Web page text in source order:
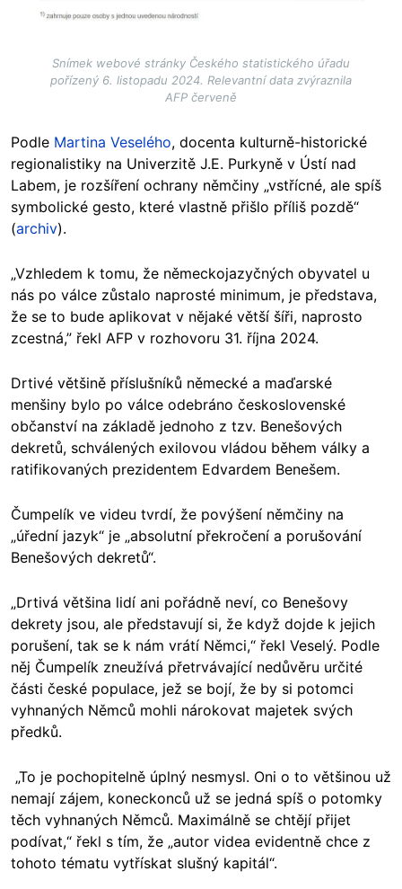
Snímek webové stránky Českého statistického úřadu
pořízený 6. listopadu 2024. Relevantní data zvýraznila
AFP červeně
Podle Martina Veselého, docenta kulturně-historické
regionalistiky na Univerzitě J.E. Purkyně v Ústí nad
Labem, je rozšíření ochrany němčiny „vstřícné, ale spíš
symbolické gesto, které vlastně přišlo příliš pozdě“
(archiv).
„Vzhledem k tomu, že německojazyčných obyvatel u
nás po válce zůstalo naprosté minimum, je představa,
že se to bude aplikovat v nějaké větší šíři, naprosto
zcestná,” řekl AFP v rozhovoru 31. října 2024.
Drtivé většině příslušníků německé a maďarské
menšiny bylo po válce odebráno československé
občanství na základě jednoho z tzv. Benešových
dekretů, schválených exilovou vládou během války a
ratifikovaných prezidentem Edvardem Benešem.
Čumpelík ve videu tvrdí, že povýšení němčiny na
„úřední jazyk“ je „absolutní překročení a porušování
Benešových dekretů“.
„Drtivá většina lidí ani pořádně neví, co Benešovy
dekrety jsou, ale představují si, že když dojde k jejich
porušení, tak se k nám vrátí Němci,“ řekl Veselý. Podle
něj Čumpelík zneužívá přetrvávající nedůvěru určité
části české populace, jež se bojí, že by si potomci
vyhnaných Němců mohli nárokovat majetek svých
předků.
„To je pochopitelně úplný nesmysl. Oni o to většinou už
nemají zájem, koneckonců už se jedná spíš o potomky
těch vyhnaných Němců. Maximálně se chtějí přijet
podívat,“ řekl s tím, že „autor videa evidentně chce z
tohoto tématu vytřískat slušný kapitál“.